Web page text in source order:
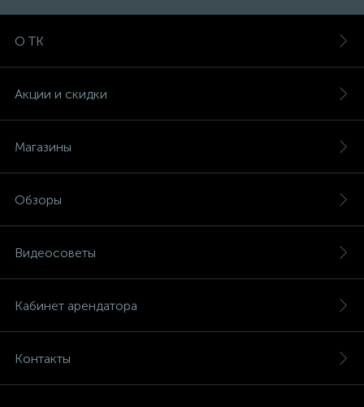
О ТК
Акции и скидки
Магазины
Обзоры
Видеосоветы
Кабинет арендатора
Контакты